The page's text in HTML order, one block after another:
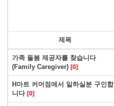
제목
가족 돌봄 제공자를 찾습니다
(Family Caregiver) [0]
H마트 커머점에서 일하실분 구인합
니다 [0]